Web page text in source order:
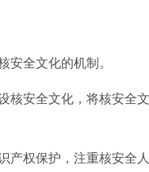
全文化的机制。
安全文化，将核安全
权保护，注重核安全人